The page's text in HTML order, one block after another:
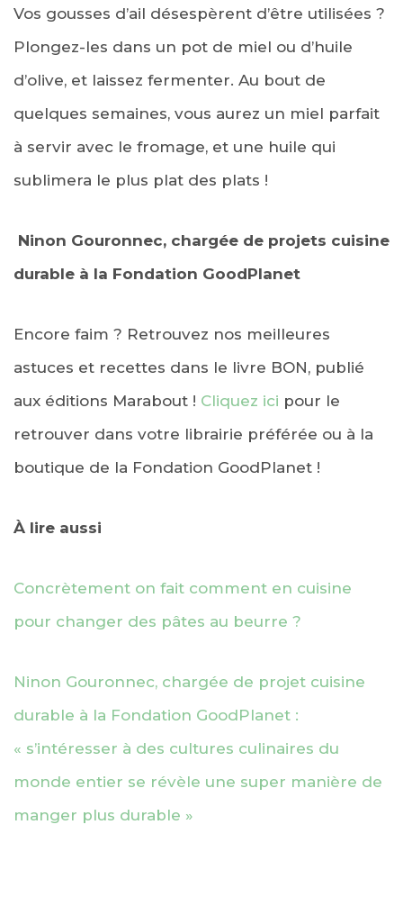
Vos gousses d’ail désespèrent d’être utilisées ?
Plongez-les dans un pot de miel ou d’huile
d’olive, et laissez fermenter. Au bout de
quelques semaines, vous aurez un miel parfait
à servir avec le fromage, et une huile qui
sublimera le plus plat des plats !
Ninon Gouronnec, chargée de projets cuisine
durable à la Fondation GoodPlanet
Encore faim ? Retrouvez nos meilleures
astuces et recettes dans le livre BON, publié
aux éditions Marabout ! Cliquez ici pour le
retrouver dans votre librairie préférée ou à la
boutique de la Fondation GoodPlanet !
À lire aussi
Concrètement on fait comment en cuisine
pour changer des pâtes au beurre ?
Ninon Gouronnec, chargée de projet cuisine
durable à la Fondation GoodPlanet :
« s’intéresser à des cultures culinaires du
monde entier se révèle une super manière de
manger plus durable »